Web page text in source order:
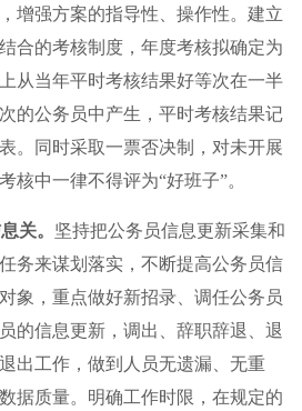
增强方案的指导性、操作性。建立
合的考核制度，年度考核拟确定为
从当年平时考核结果好等次在一半
的公务员中产生，平时考核结果记
。同时采取一票否决制，对未开展
核中一律不得评为“好班子”。
关。 坚持把公务员信息更新采集和
务来谋划落实，不断提高公务员信
象，重点做好新招录、调任公务员
的信息更新，调出、辞职辞退、退
出工作，做到人员无遗漏、无重
据质量。明确工作时限，在规定的